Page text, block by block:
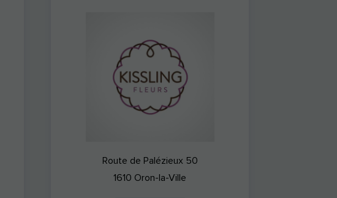
Route de Palézieux 50
1610 Oron-la-Ville